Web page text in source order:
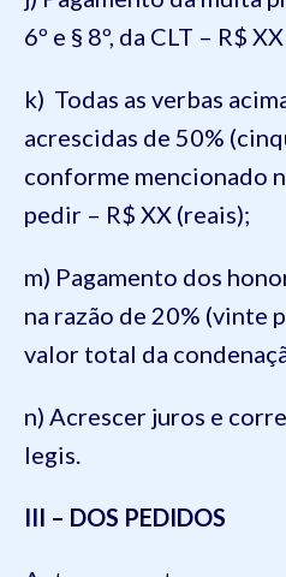
6º e § 8º, da CLT – R$
k) Todas as verbas
acrescidas de 50%
conforme mencionado
pedir – R$ XX (reais);
m) Pagamento dos
na razão de 20% (vinte
valor total da
n) Acrescer juros e
legis.
III – DOS PEDIDOS